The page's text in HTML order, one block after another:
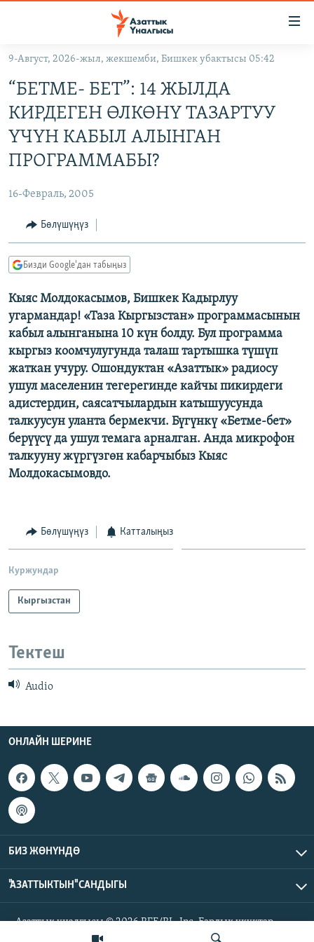
Навигацияга
өтүңүз
салыңызКЫРГЫЗСТАН
МАДАНИЯТ
ДҮЙНӨ
УКРАИНА
ТВ ПРОГРАММАЛАР
БҮГҮН АЗАТТЫКТА
БИЗ ЖАНА ДҮЙНӨ
ДАНИСТЕ
ЭЖЕ-СИҢДИЛЕР
АЗАТТЫК+
ЫҢГАЙСЫЗ СУРООЛОР
ПОДКАСТ
ОНЛАЙН ШЕРИНЕ
ЭЕ/АРнун бардык сайттары
9-Август, 2026-жыл, жекшемби, Бишкек убактысы 05:42
“БЕТМЕ- БЕТ”: 14 ЖЫЛДА
КИРДЕГЕН ӨЛКӨНҮ ТАЗАРТУУ
ҮЧҮН КАБЫЛ АЛЫНГАН
ПРОГРАММАБЫ?
16-Февраль, 2005
Бөлүшүңүз
Бизди Google'дан табыңыз
Кыяс Молдокасымов, Бишкек Кадырлуу
угармандар! «Таза Кыргызстан» программасынын
кабыл алынганына 10 күн болду. Бул программа
кыргыз коомчулугунда талаш тартышка түшүп
жаткан учуру. Ошондуктан «Азаттык» радиосу
ушул маселенин тегерегинде кайчы пикирдеги
адистердин, саясатчылардын катышуусунда
талкуусун уланта бермекчи. Бүгүнкү «Бетме-бет»
берүүсү да ушул темага арналган. Анда микрофон
талкууну жүргүзгөн кабарчыбыз Кыяс
Молдокасымовдо.
Бөлүшүңүз Катталыңыз
Куржундар
Кыргызстан
Тектеш
Audio
ОНЛАЙН ШЕРИНЕ
БИЗ ЖӨНҮНДӨ
"АЗАТТЫКТЫН" САНДЫГЫ
Азаттык үналгысы © 2026 RFE/RL, Inc. Бардык укуктар